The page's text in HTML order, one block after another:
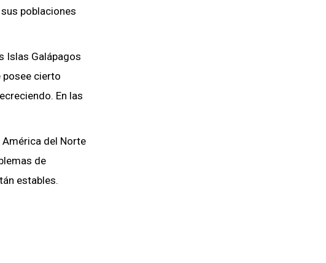
poblaciones
Islas Galápagos
posee cierto
En las
del Norte
de
estables.